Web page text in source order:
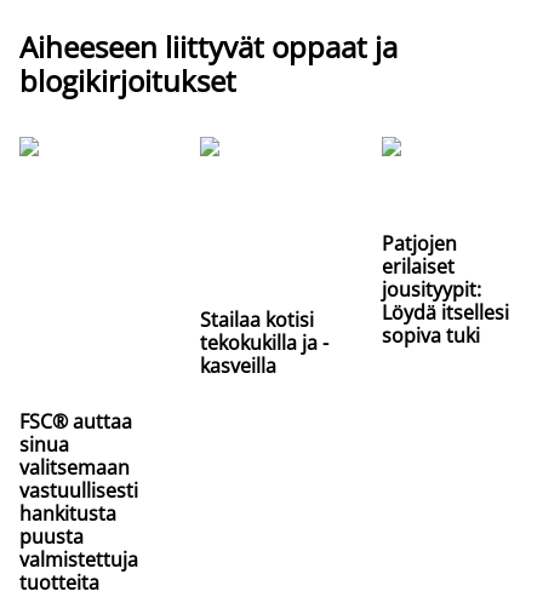
Aiheeseen liittyvät oppaat ja
blogikirjoitukset
FSC® auttaa
sinua
valitsemaan
vastuullisesti
hankitusta
puusta
valmistettuja
tuotteita
Stailaa kotisi
tekokukilla ja -
kasveilla
Patjojen
erilaiset
jousityypit:
Löydä itsellesi
sopiva tuki